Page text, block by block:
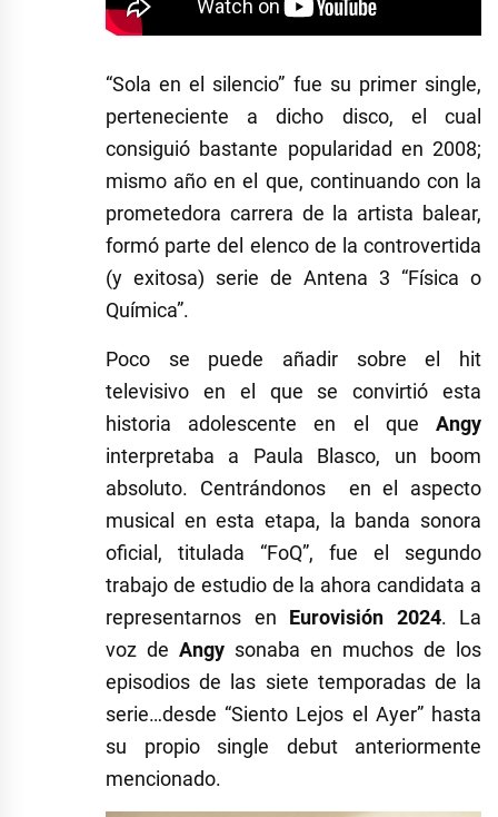
“Sola en el silencio” fue su primer single,
perteneciente a dicho disco, el cual
consiguió bastante popularidad en 2008;
mismo año en el que, continuando con la
prometedora carrera de la artista balear,
formó parte del elenco de la controvertida
(y exitosa) serie de Antena 3 “Física o
Química”.
Poco se puede añadir sobre el hit
televisivo en el que se convirtió esta
historia adolescente en el que Angy
interpretaba a Paula Blasco, un boom
absoluto. Centrándonos en el aspecto
musical en esta etapa, la banda sonora
oficial, titulada “FoQ”, fue el segundo
trabajo de estudio de la ahora candidata a
representarnos en Eurovisión 2024. La
voz de Angy sonaba en muchos de los
episodios de las siete temporadas de la
serie…desde “Siento Lejos el Ayer” hasta
su propio single debut anteriormente
mencionado.